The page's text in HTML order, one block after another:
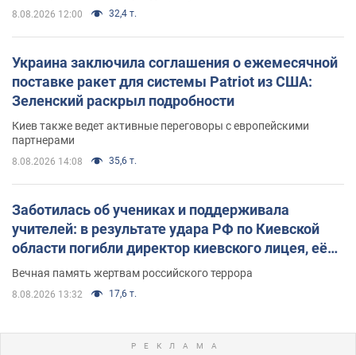
8.08.2026 12:00 32,4 т.
Украина заключила соглашения о ежемесячной
поставке ракет для системы Patriot из США:
Зеленский раскрыл подробности
Киев также ведет активные переговоры с европейскими
партнерами
8.08.2026 14:08 35,6 т.
Заботилась об учениках и поддерживала
учителей: в результате удара РФ по Киевской
области погибли директор киевского лицея, её
муж и внук
Вечная память жертвам российского террора
8.08.2026 13:32 17,6 т.